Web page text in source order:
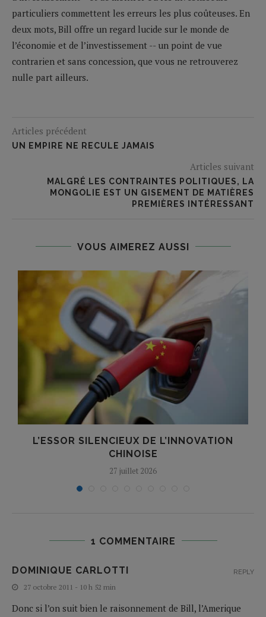
particuliers commettent les erreurs les plus coûteuses. En
deux mots, Bill offre un regard lucide sur le monde de
l’économie et de l’investissement -- un point de vue
contrarien et sans concession, que vous ne retrouverez
nulle part ailleurs.
Articles précédent
UN EMPIRE NE RECULE JAMAIS
Articles suivant
MALGRÉ LES CONTRAINTES POLITIQUES, LA
MONGOLIE EST UN GISEMENT DE MATIÈRES
PREMIÈRES INTÉRESSANT
VOUS AIMEREZ AUSSI
L’ESSOR SILENCIEUX DE L’INNOVATION
CHINOISE
27 juillet 2026
1 COMMENTAIRE
DOMINIQUE CARLOTTI
27 octobre 2011 - 10 h 52 min
Donc si l’on suit bien le raisonnement de Bill, l’Amerique
REPLY